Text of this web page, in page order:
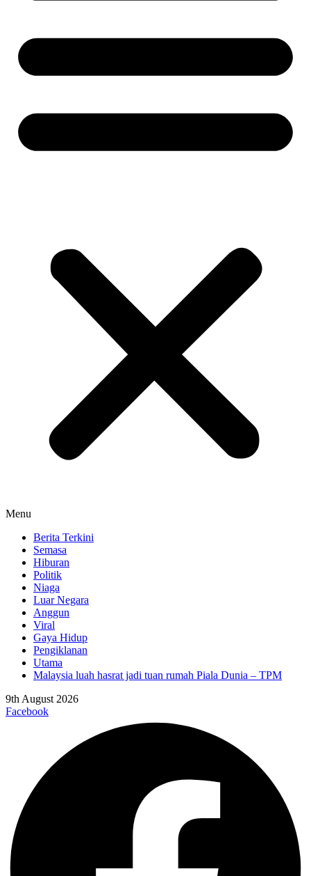
Menu
Berita Terkini
Semasa
Hiburan
Politik
Niaga
Luar Negara
Anggun
Viral
Gaya Hidup
Pengiklanan
Utama
Malaysia luah hasrat jadi tuan rumah Piala Dunia – TPM
9th August 2026
Facebook